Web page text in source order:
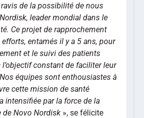
de la possibilité de nous
leader mondial dans le
Ce projet de rapprochement
entamés il y a 5 ans, pour
et le suivi des patients
constant de faciliter leur
équipes sont enthousiastes à
cette mission de santé
intensifiée par la force de la
de Novo Nordisk », se félicite